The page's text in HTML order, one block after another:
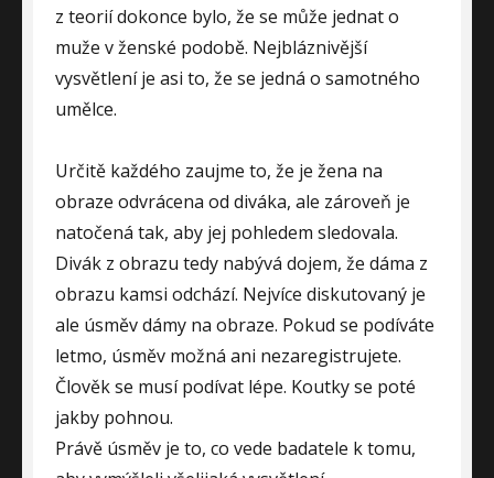
z teorií dokonce bylo, že se může jednat o
muže v ženské podobě. Nejbláznivější
vysvětlení je asi to, že se jedná o samotného
umělce.
Určitě každého zaujme to, že je žena na
obraze odvrácena od diváka, ale zároveň je
natočená tak, aby jej pohledem sledovala.
Divák z obrazu tedy nabývá dojem, že dáma z
obrazu kamsi odchází. Nejvíce diskutovaný je
ale úsměv dámy na obraze. Pokud se podíváte
letmo, úsměv možná ani nezaregistrujete.
Člověk se musí podívat lépe. Koutky se poté
jakby pohnou.
Právě úsměv je to, co vede badatele k tomu,